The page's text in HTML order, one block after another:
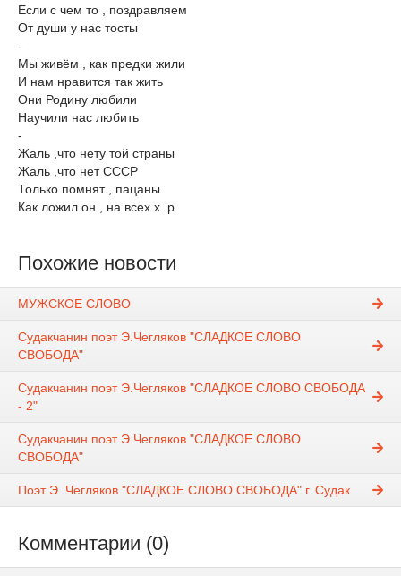
Если с чем то , поздравляем
От души у нас тосты
-
Мы живём , как предки жили
И нам нравится так жить
Они Родину любили
Научили нас любить
-
Жаль ,что нету той страны
Жаль ,что нет СССР
Только помнят , пацаны
Как ложил он , на всех х..р
Похожие новости
МУЖСКОЕ СЛОВО
Судакчанин поэт Э.Чегляков "СЛАДКОЕ СЛОВО
СВОБОДА"
Судакчанин поэт Э.Чегляков "СЛАДКОЕ СЛОВО СВОБОДА
- 2"
Судакчанин поэт Э.Чегляков "СЛАДКОЕ СЛОВО
СВОБОДА"
Поэт Э. Чегляков "СЛАДКОЕ СЛОВО СВОБОДА" г. Судак
Комментарии (0)